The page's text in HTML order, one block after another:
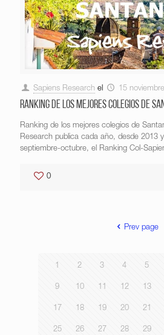
Sapiens Research el 15
Ranking de los mejores colegios de
Ranking de los mejores colegios de
Research publica cada año, desde 2013
septiembre-octubre, el Ranking Col-
0
Prev page
1 2 3 4 5
9 10 11 12 13
17 18 19 20 21
25 26 27 28 29